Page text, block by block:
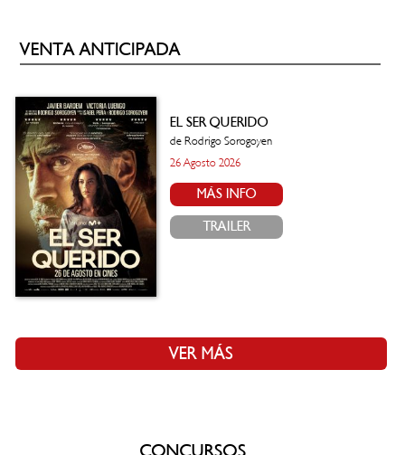
VENTA ANTICIPADA
EL SER QUERIDO
de Rodrigo Sorogoyen
26 Agosto 2026
MÁS INFO
TRAILER
VER MÁS